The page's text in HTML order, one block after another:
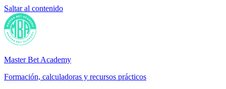
Saltar al contenido
Master Bet Academy
Formación, calculadoras y recursos prácticos